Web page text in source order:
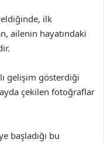
ilk
ailenin hayatındaki
gelişim gösterdiği
çekilen fotoğraflar
başladığı bu